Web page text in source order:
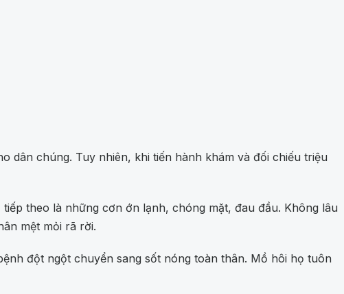
dân chúng. Tuy nhiên, khi tiến hành khám và đối chiếu triệu
theo là những cơn ớn lạnh, chóng mặt, đau đầu. Không lâu
mệt mỏi rã rời.
đột ngột chuyển sang sốt nóng toàn thân. Mồ hôi họ tuôn